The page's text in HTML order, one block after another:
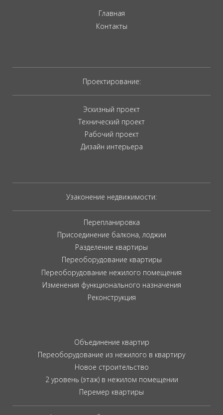
Главная
Контакты
Проектирование:
Эскизный проект
Технический проект
Рабочий проект
Дизайн интерьера
Узаконение недвижимости:
Перепланировка
Присоединение балкона, лоджии
Разделение квартиры
Переоборудование квартиры
Переоборудование нежилого помещения
Изменения функционального назначения
Реконструкция
Объединение квартир
Переоборудование из нежилого в квартиру
Новое строительство
2 уровень (этаж) в нежилом помещении
Перемер квартиры